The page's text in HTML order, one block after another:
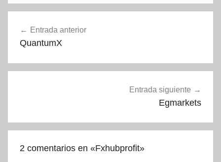
de
Entrada anterior
QuantumX
Entrada siguiente
Egmarkets
2 comentarios en «Fxhubprofit»